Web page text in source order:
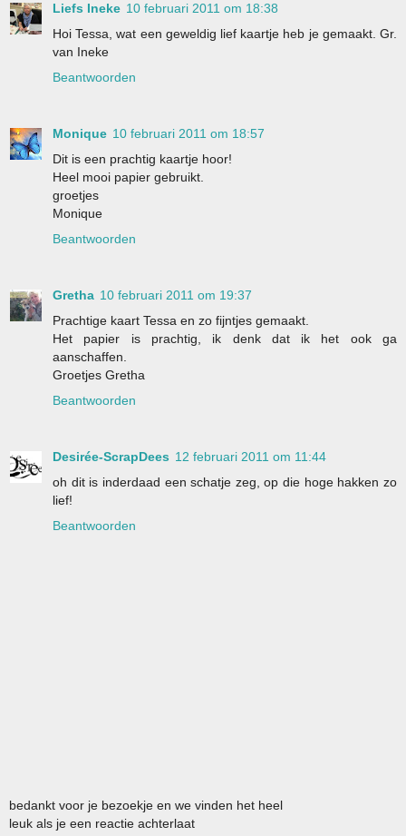
Liefs Ineke 10 februari 2011 om 18:38
Hoi Tessa, wat een geweldig lief kaartje heb je gemaakt. Gr.
van Ineke
Beantwoorden
Monique 10 februari 2011 om 18:57
Dit is een prachtig kaartje hoor!
Heel mooi papier gebruikt.
groetjes
Monique
Beantwoorden
Gretha 10 februari 2011 om 19:37
Prachtige kaart Tessa en zo fijntjes gemaakt.
Het papier is prachtig, ik denk dat ik het ook ga
aanschaffen.
Groetjes Gretha
Beantwoorden
Desirée-ScrapDees 12 februari 2011 om 11:44
oh dit is inderdaad een schatje zeg, op die hoge hakken zo
lief!
Beantwoorden
bedankt voor je bezoekje en we vinden het heel
leuk als je een reactie achterlaat